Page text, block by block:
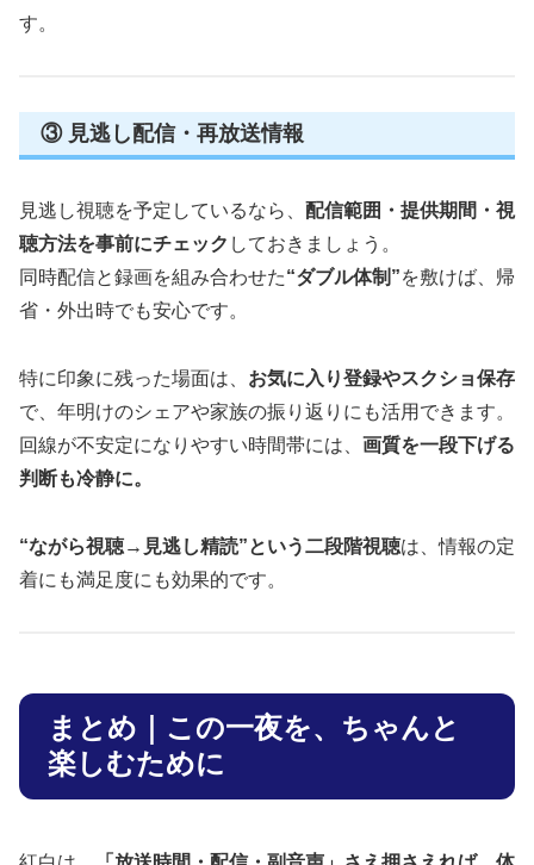
す。
③ 見逃し配信・再放送情報
見逃し視聴を予定しているなら、 配信範囲・提供期間・視
聴方法を事前にチェック しておきましょう。
同時配信と録画を組み合わせた“ダブル体制”を敷けば、帰
省・外出時でも安心です。
特に印象に残った場面は、 お気に入り登録やスクショ保存
で、年明けのシェアや家族の振り返りにも活用できます。
回線が不安定になりやすい時間帯には、 画質を一段下げる
判断も冷静に。
“ながら視聴→見逃し精読”という二段階視聴は、情報の定
着にも満足度にも効果的です。
まとめ｜この一夜を、ちゃんと
楽しむために